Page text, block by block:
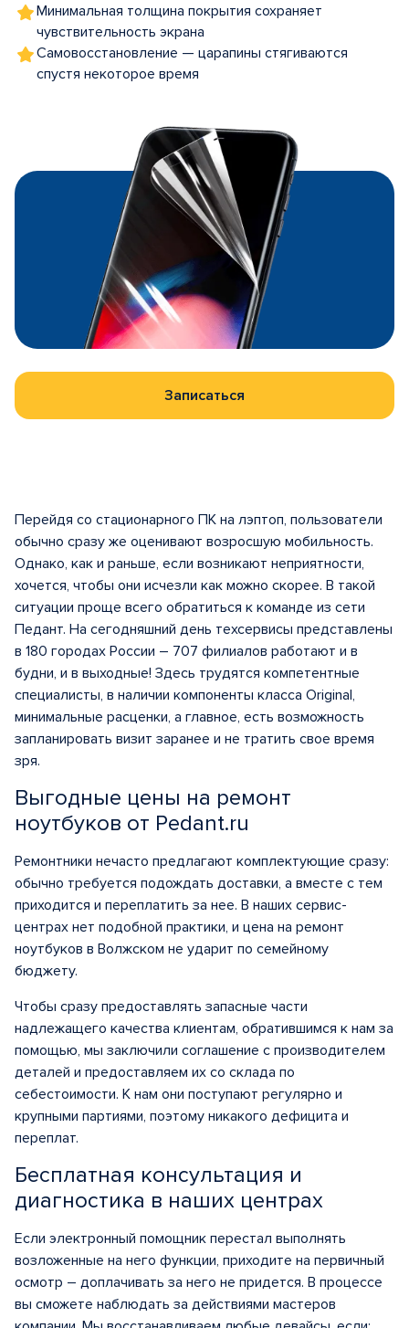
Минимальная толщина покрытия сохраняет
чувствительность экрана
Самовосстановление — царапины стягиваются
спустя некоторое время
Записаться
Перейдя со стационарного ПК на лэптоп, пользователи
обычно сразу же оценивают возросшую мобильность.
Однако, как и раньше, если возникают неприятности,
хочется, чтобы они исчезли как можно скорее. В такой
ситуации проще всего обратиться к команде из сети
Педант. На сегодняшний день техсервисы представлены
в 180 городах России – 707 филиалов работают и в
будни, и в выходные! Здесь трудятся компетентные
специалисты, в наличии компоненты класса Original,
минимальные расценки, а главное, есть возможность
запланировать визит заранее и не тратить свое время
зря.
Выгодные цены на ремонт
ноутбуков от Pedant.ru
Ремонтники нечасто предлагают комплектующие сразу:
обычно требуется подождать доставки, а вместе с тем
приходится и переплатить за нее. В наших сервис-
центрах нет подобной практики, и цена на ремонт
ноутбуков в Волжском не ударит по семейному
бюджету.
Чтобы сразу предоставлять запасные части
надлежащего качества клиентам, обратившимся к нам за
помощью, мы заключили соглашение с производителем
деталей и предоставляем их со склада по
себестоимости. К нам они поступают регулярно и
крупными партиями, поэтому никакого дефицита и
переплат.
Бесплатная консультация и
диагностика в наших центрах
Если электронный помощник перестал выполнять
возложенные на него функции, приходите на первичный
осмотр – доплачивать за него не придется. В процессе
вы сможете наблюдать за действиями мастеров